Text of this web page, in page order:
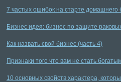
7 частых ошибок на старте домашнего
Бизнес идея: бизнес по защите
Как назвать свой бизнес (часть 4)
Признаки того что вам не стать
10 основных свойств характера,